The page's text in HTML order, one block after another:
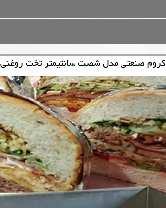
صنعتی مدل شصت سانتیمتر تخت روغنی